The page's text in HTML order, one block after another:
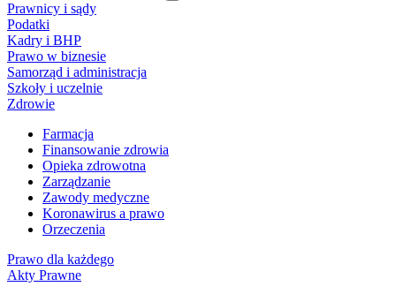
Prawnicy i sądy
Podatki
Kadry i BHP
Prawo w biznesie
Samorząd i administracja
Szkoły i uczelnie
Zdrowie
Farmacja
Finansowanie zdrowia
Opieka zdrowotna
Zarządzanie
Zawody medyczne
Koronawirus a prawo
Orzeczenia
Prawo dla każdego
Akty Prawne